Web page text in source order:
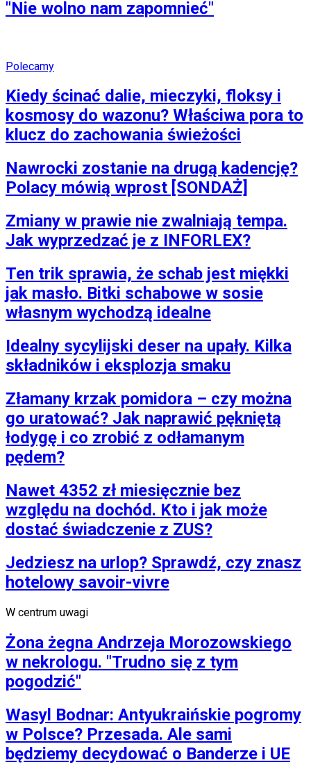
"Nie wolno nam zapomnieć"
Polecamy
Kiedy ścinać dalie, mieczyki, floksy i
kosmosy do wazonu? Właściwa pora to
klucz do zachowania świeżości
Nawrocki zostanie na drugą kadencję?
Polacy mówią wprost [SONDAŻ]
Zmiany w prawie nie zwalniają tempa.
Jak wyprzedzać je z INFORLEX?
Ten trik sprawia, że schab jest miękki
jak masło. Bitki schabowe w sosie
własnym wychodzą idealne
Idealny sycylijski deser na upały. Kilka
składników i eksplozja smaku
Złamany krzak pomidora – czy można
go uratować? Jak naprawić pękniętą
łodygę i co zrobić z odłamanym
pędem?
Nawet 4352 zł miesięcznie bez
względu na dochód. Kto i jak może
dostać świadczenie z ZUS?
Jedziesz na urlop? Sprawdź, czy znasz
hotelowy savoir-vivre
W centrum uwagi
Żona żegna Andrzeja Morozowskiego
w nekrologu. "Trudno się z tym
pogodzić"
Wasyl Bodnar: Antyukraińskie pogromy
w Polsce? Przesada. Ale sami
będziemy decydować o Banderze i UE